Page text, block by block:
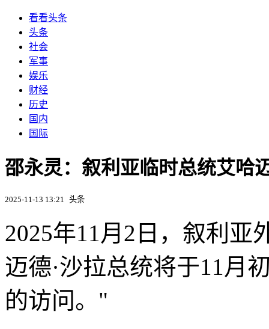
看看头条
头条
社会
军事
娱乐
财经
历史
国内
国际
邵永灵：叙利亚临时总统艾哈
2025-11-13 13:21 头条
2025年11月2日，叙利亚
迈德·沙拉总统将于11月
的访问。"